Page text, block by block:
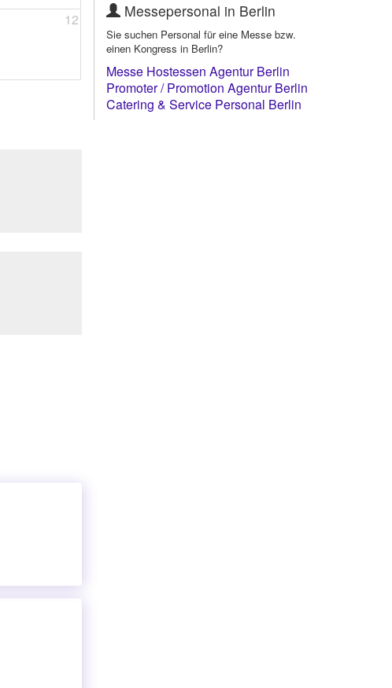
12 Messepersonal in Berlin
Sie suchen Personal für eine Messe bzw.
einen Kongress in Berlin?
Messe Hostessen Agentur Berlin
Promoter / Promotion Agentur Berlin
Catering & Service Personal Berlin